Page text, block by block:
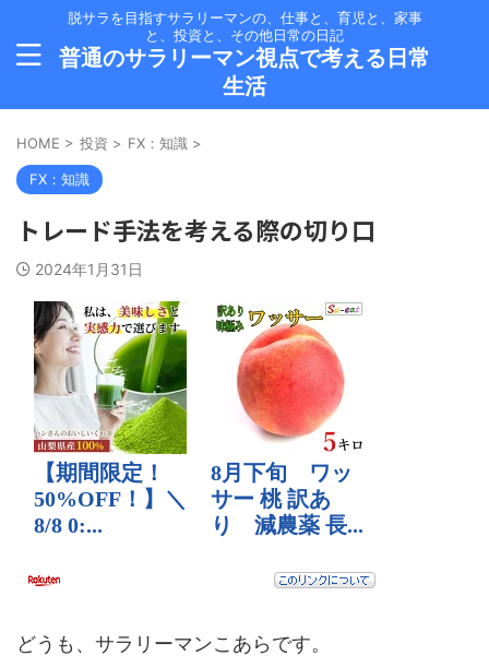
脱サラを目指すサラリーマンの、仕事と、育児と、家事
と、投資と、その他日常の日記
普通のサラリーマン視点で考える日常
生活
HOME > 投資 > FX：知識 >
FX：知識
トレード手法を考える際の切り口
2024年1月31日
どうも、サラリーマンこあらです。